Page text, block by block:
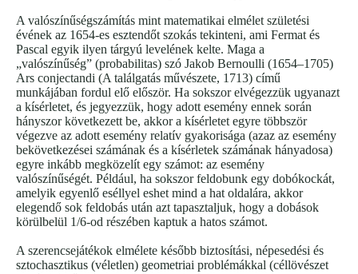
A valószínűségszámítás mint matematikai elmélet születési
évének az 1654-es esztendőt szokás tekinteni, ami Fermat és
Pascal egyik ilyen tárgyú levelének kelte. Maga a
„valószínűség” (probabilitas) szó Jakob Bernoulli (1654–1705)
Ars conjectandi (A találgatás művészete, 1713) című
munkájában fordul elő először. Ha sokszor elvégezzük ugyanazt
a kísérletet, és jegyezzük, hogy adott esemény ennek során
hányszor következett be, akkor a kísérletet egyre többször
végezve az adott esemény relatív gyakorisága (azaz az esemény
bekövetkezései számának és a kísérletek számának hányadosa)
egyre inkább megközelít egy számot: az esemény
valószínűségét. Például, ha sokszor feldobunk egy dobókockát,
amelyik egyenlő eséllyel eshet mind a hat oldalára, akkor
elegendő sok feldobás után azt tapasztaljuk, hogy a dobások
körülbelül 1/6-od részében kaptuk a hatos számot.
A szerencsejátékok elmélete később biztosítási, népesedési és
sztochasztikus (véletlen) geometriai problémákkal (céllövészet